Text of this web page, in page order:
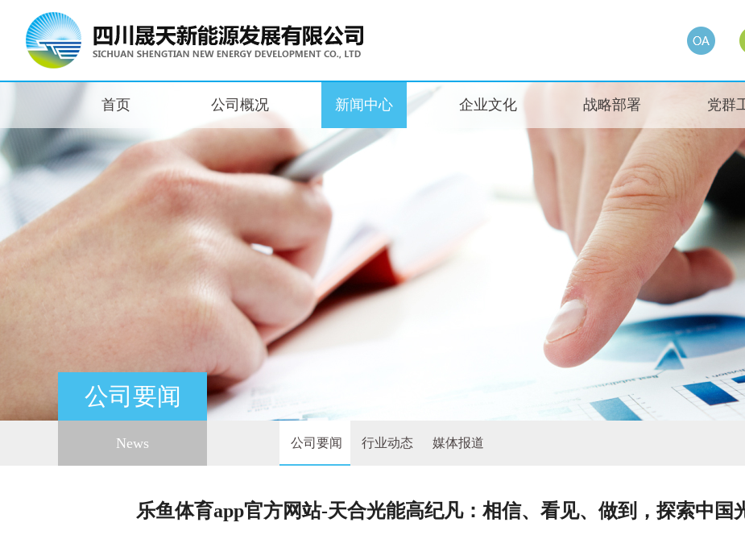
首页 公司概况 新闻中心 企业文化 战略部署 党群
公司要闻
News 公司要闻 行业动态 媒体报道
乐鱼体育app官方网站-天合光能高纪凡：相信、看见、做到，探索中国